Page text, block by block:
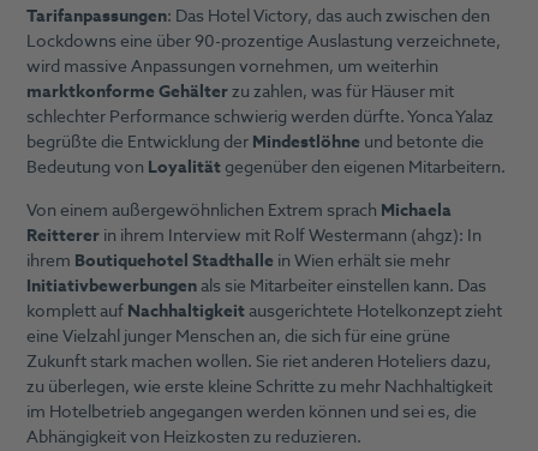
Tarifanpassungen: Das Hotel Victory, das auch zwischen den
Lockdowns eine über 90-prozentige Auslastung verzeichnete,
wird massive Anpassungen vornehmen, um weiterhin
marktkonforme Gehälterzu zahlen, was für Häuser mit
schlechter Performance schwierig werden dürfte. Yonca Yalaz
begrüßte die Entwicklung derMindestlöhne und betonte die
Bedeutung von Loyalitätgegenüber den eigenen Mitarbeitern.
Von einem außergewöhnlichen Extrem sprach Michaela
Reittererin ihrem Interview mit Rolf Westermann (ahgz): In
ihrem Boutiquehotel Stadthalle in Wien erhält sie mehr
Initiativbewerbungenals sie Mitarbeiter einstellen kann. Das
komplett aufNachhaltigkeitausgerichtete Hotelkonzept zieht
eine Vielzahl junger Menschen an, die sich für eine grüne
Zukunft stark machen wollen. Sie riet anderen Hoteliers dazu,
zu überlegen, wie erste kleine Schritte zu mehr Nachhaltigkeit
im Hotelbetrieb angegangen werden können und sei es, die
Abhängigkeit von Heizkosten zu reduzieren.